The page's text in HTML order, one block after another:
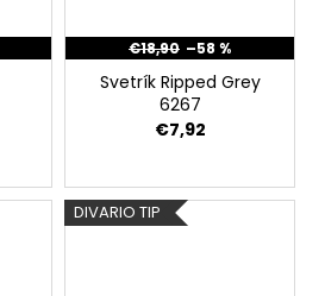
€18,90 –58 %
Svetrík Ripped Grey
6267
€7,92
DIVARIO TIP